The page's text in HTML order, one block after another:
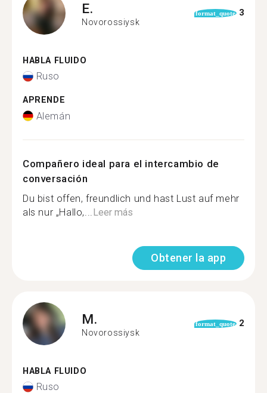
E.
Novorossiysk
format_quote 3
HABLA FLUIDO
Ruso
APRENDE
Alemán
Compañero ideal para el intercambio de
conversación
Du bist offen, freundlich und hast Lust auf mehr
als nur „Hallo,... Leer más
Obtener la app
M.
Novorossiysk
format_quote 2
HABLA FLUIDO
Ruso